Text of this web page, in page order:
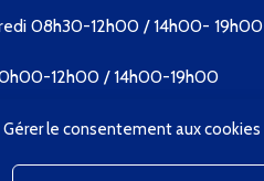
Gérer le consentement aux cookies
08h30-12h00 / 14h00- 19h00
12h00 / 14h00-19h00
04 73 89 09 57